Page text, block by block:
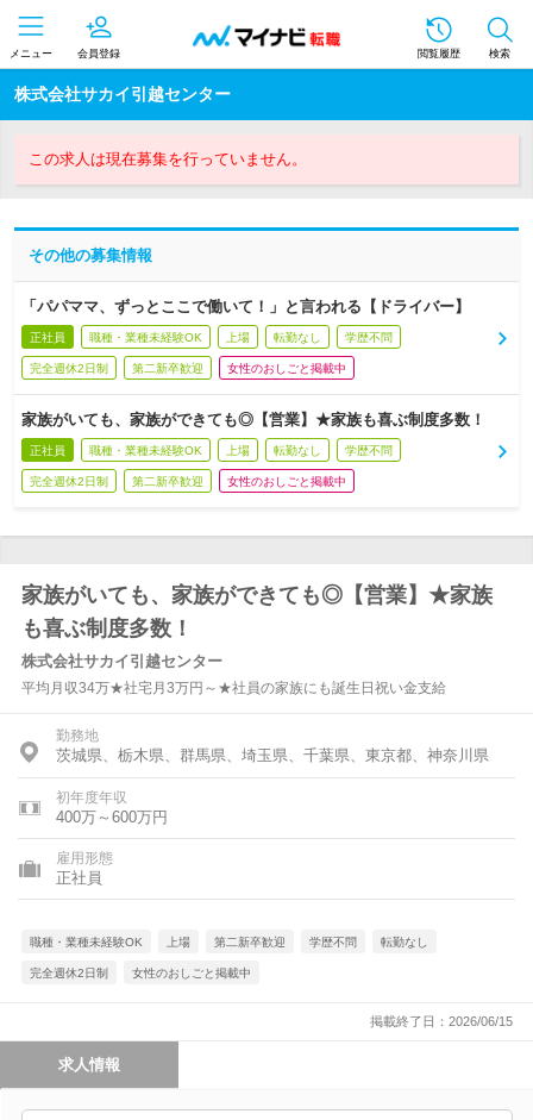
メニュー 会員登録 閲覧履歴 検索
株式会社サカイ引越センター
この求人は現在募集を行っていません。
その他の募集情報
「パパママ、ずっとここで働いて！」と言われる【ドライバー】
正社員 職種・業種未経験OK 上場 転勤なし 学歴不問
完全週休2日制 第二新卒歓迎 女性のおしごと掲載中
家族がいても、家族ができても◎【営業】★家族も喜ぶ制度多数！
正社員 職種・業種未経験OK 上場 転勤なし 学歴不問
完全週休2日制 第二新卒歓迎 女性のおしごと掲載中
家族がいても、家族ができても◎【営業】★家族
も喜ぶ制度多数！
株式会社サカイ引越センター
平均月収34万★社宅月3万円～★社員の家族にも誕生日祝い金支給
勤務地
茨城県、栃木県、群馬県、埼玉県、千葉県、東京都、神奈川県
初年度年収
400万～600万円
雇用形態
正社員
職種・業種未経験OK 上場 第二新卒歓迎 学歴不問 転勤なし
完全週休2日制 女性のおしごと掲載中
掲載終了日：2026/06/15
求人情報